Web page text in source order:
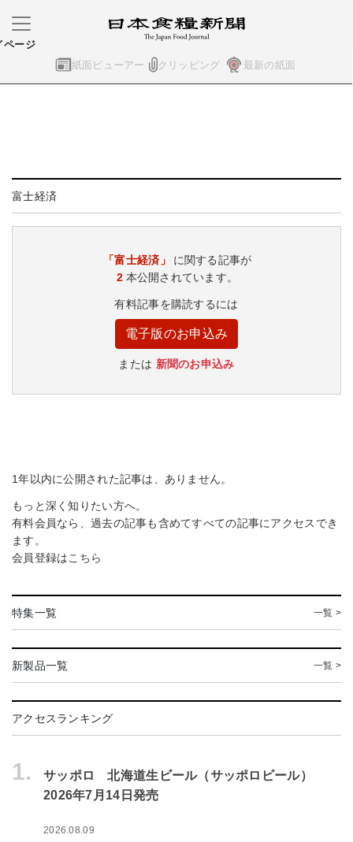
紙面ビューアー クリッピング 最新の紙面
ページ
富士経済
「富士経済」
に関する記事が
2 本公開されています。
有料記事を購読するには
電子版のお申込み
または 新聞のお申込み
1年以内に公開された記事は、ありません。
もっと深く知りたい方へ。
有料会員なら、過去の記事も含めてすべての記事にアクセスでき
ます。
会員登録はこちら
特集一覧 一覧 >
新製品一覧 一覧 >
アクセスランキング
1.
サッポロ 北海道生ビール（サッポロビール）
2026年7月14日発売
2026.08.09